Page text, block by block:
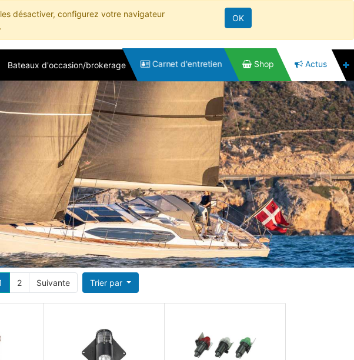
désactiver, configurez votre navigateur
OK
Bateaux d'occasion/brokerage Carnet d'entretien Shop Actus
2 Suivante Trier par